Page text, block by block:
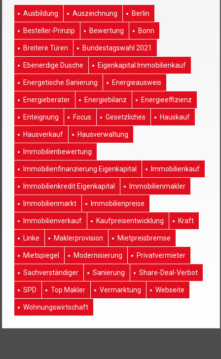
Ausbildung Auszeichnung Berlin
Besteller-Prinzip Bewertung Bonn
Breitere Türen Bundestagswahl 2021
Ebenerdige Dusche Eigenkapital Immobilienkauf
Energetische Sanierung Energieausweis
Energieberater Energiebilanz Energieeffizienz
Enteignung Focus Gesetzliches Hauskauf
Hausverkauf Hausverwaltung
Immobilienbewertung
Immobilienfinanzierung Eigenkapital Immobilienkauf
Immobilienkredit Eigenkapital Immobilienmakler
Immobilienmarkt Immobilienpreise
Immobilienverkauf Kaufpreisentwicklung Kraft
Linke Maklerprovision Mietpreisbremse
Mietspiegel Modernisierung Privatvermieter
Sachverständiger Sanierung Share-Deal-Verbot
SPD Top Makler Vermarktung Webseite
Wohnungswirtschaft